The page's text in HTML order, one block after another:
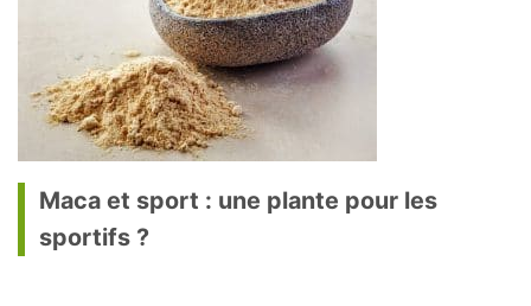
Maca et sport : une plante pour les
sportifs ?